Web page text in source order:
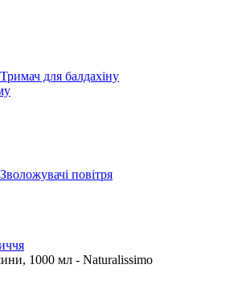
Тримач для балдахіну
Зволожувачі повітря
1000 мл - Naturalissimo